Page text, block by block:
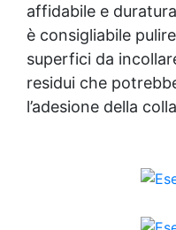
affidabile e
è consigliabile
superfici da
residui che
l’adesione della